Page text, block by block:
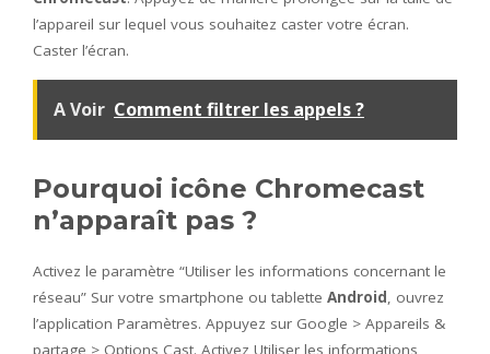
l’appareil sur lequel vous souhaitez caster votre écran.
Caster l’écran.
A Voir Comment filtrer les appels ?
Pourquoi icône Chromecast
n’apparaît pas ?
Activez le paramètre “Utiliser les informations concernant le
réseau” Sur votre smartphone ou tablette Android, ouvrez
l’application Paramètres. Appuyez sur Google > Appareils &
partage > Options Cast. Activez Utiliser les informations